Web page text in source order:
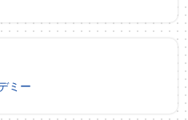
ミー